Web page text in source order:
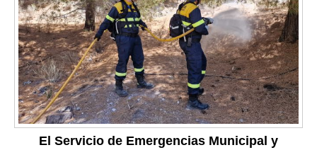
El Servicio de Emergencias Municipal y